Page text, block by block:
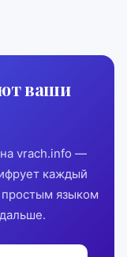
ваши
на vrach.info —
каждый
простым языком